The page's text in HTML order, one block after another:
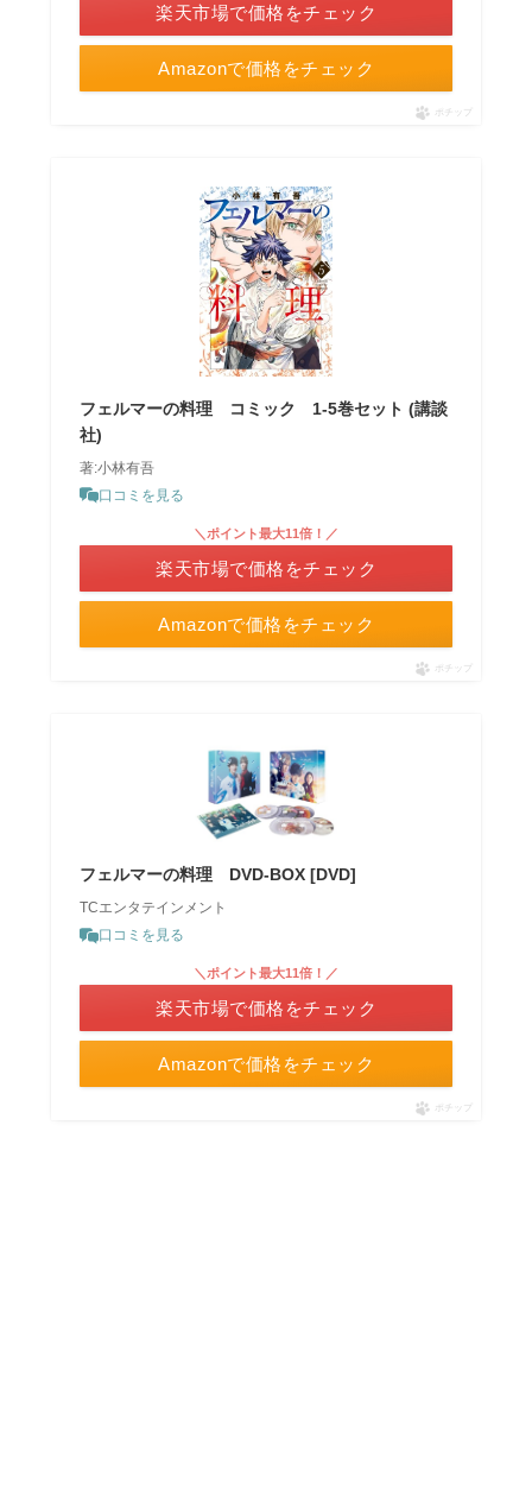
Amazonで価格をチェック
楽天市場で価格をチェック
ポチップ
フェルマーの料理 コミック 1-5巻セット (講談
社)
著:小林有吾
口コミを見る
Amazonで価格をチェック
＼ポイント最大11倍！／
楽天市場で価格をチェック
ポチップ
フェルマーの料理 DVD-BOX [DVD]
TCエンタテインメント
口コミを見る
Amazonで価格をチェック
＼ポイント最大11倍！／
楽天市場で価格をチェック
ポチップ